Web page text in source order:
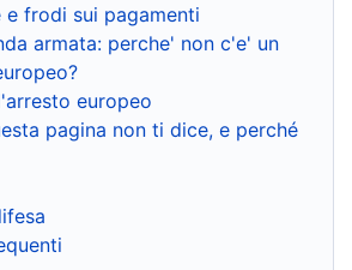
e frodi sui pagamenti
armata: perche' non c'e' un
europeo
pagina non ti dice, e perché